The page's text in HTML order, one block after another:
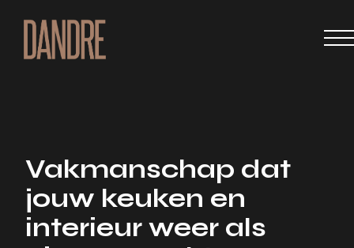
Vakmanschap dat
jouw keuken en
interieur weer als